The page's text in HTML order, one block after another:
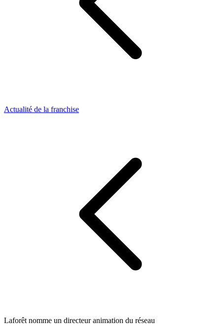
Actualité de la franchise
Laforêt nomme un directeur animation du réseau